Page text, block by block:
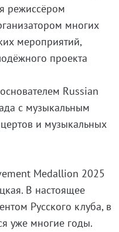
режиссёром
многих
мероприятий,
проекта
Russian
с музыкальным
и музыкальных
Medallion 2025
В настоящее
Русского клуба, в
уже многие годы.